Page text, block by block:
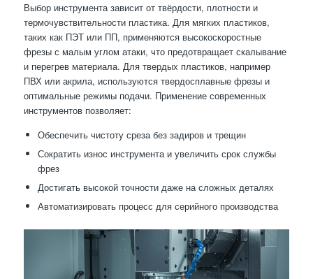
Выбор инструмента зависит от твёрдости, плотности и
термочувствительности пластика. Для мягких пластиков,
таких как ПЭТ или ПП, применяются высокоскоростные
фрезы с малым углом атаки, что предотвращает скалывание
и перегрев материала. Для твердых пластиков, например
ПВХ или акрила, используются твердосплавные фрезы и
оптимальные режимы подачи. Применение современных
инструментов позволяет:
Обеспечить чистоту среза без задиров и трещин
Сократить износ инструмента и увеличить срок службы
фрез
Достигать высокой точности даже на сложных деталях
Автоматизировать процесс для серийного производства